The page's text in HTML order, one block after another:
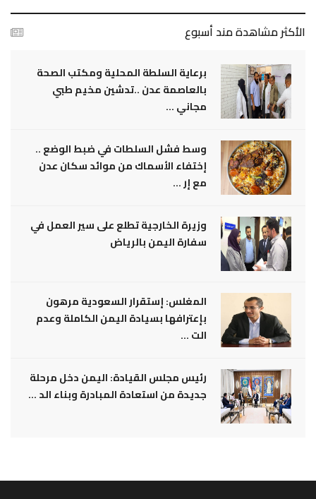
الأكثر مشاهدة مند أسبوع
برعاية السلطة المحلية ومكتب الصحة
بالعاصمة عدن ..تدشين مخيم طبي
مجاني ...
وسط فشل السلطات في ضبط الوضع ..
إختفاء الأسماك من موائد سكان عدن
مع إر ...
وزيرة الخارجية تطلع على سير العمل في
سفارة اليمن بالرياض
المغلس: إستقرار السعودية مرهون
بإعترافها بسيادة اليمن الكاملة وعدم
الت ...
رئيس مجلس القيادة: اليمن دخل مرحلة
جديدة من استعادة المبادرة وبناء الد ...